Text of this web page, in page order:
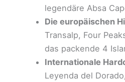
legendäre Absa
Die europäischen
Transalp, Four
das packende 4
Internationale
Leyenda del